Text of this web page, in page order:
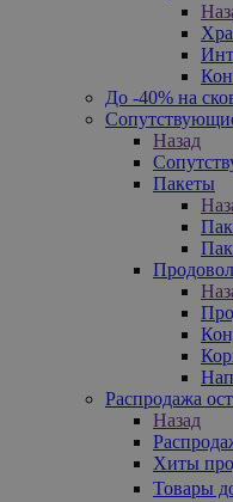
До -40% на
Назад
Пакеты
Распродажа
Назад
Хиты
Товары